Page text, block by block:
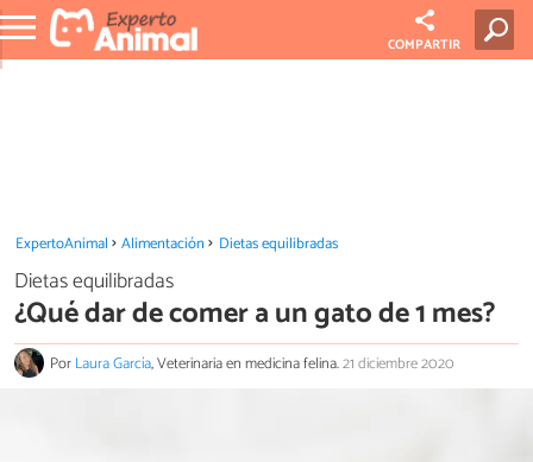
COMPARTIR
ExpertoAnimal Alimentación Dietas equilibradas
Dietas equilibradas
¿Qué dar de comer a un gato de 1 mes?
PorLaura García, Veterinaria en medicina felina.21 diciembre 2020